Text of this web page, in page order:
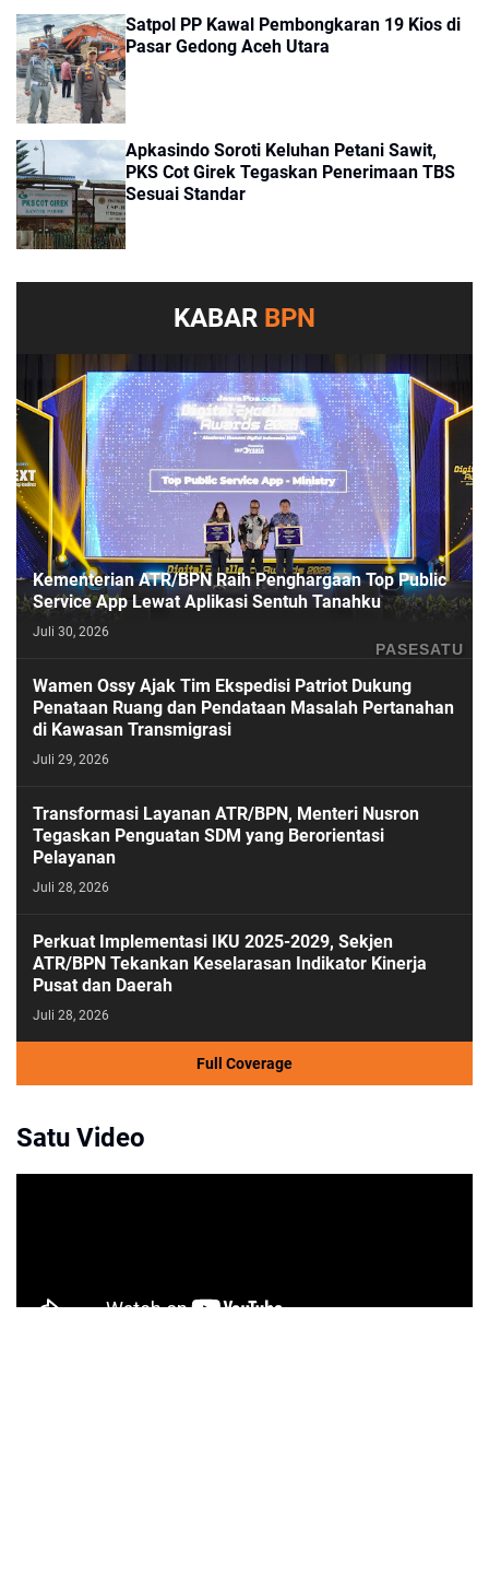
Satpol PP Kawal Pembongkaran 19 Kios di
Pasar Gedong Aceh Utara
Apkasindo Soroti Keluhan Petani Sawit,
PKS Cot Girek Tegaskan Penerimaan TBS
Sesuai Standar
KABAR BPN
PASESATU
Kementerian ATR/BPN Raih Penghargaan Top Public
Service App Lewat Aplikasi Sentuh Tanahku
Juli 30, 2026
Wamen Ossy Ajak Tim Ekspedisi Patriot Dukung
Penataan Ruang dan Pendataan Masalah Pertanahan
di Kawasan Transmigrasi
Juli 29, 2026
Transformasi Layanan ATR/BPN, Menteri Nusron
Tegaskan Penguatan SDM yang Berorientasi
Pelayanan
Juli 28, 2026
Perkuat Implementasi IKU 2025-2029, Sekjen
ATR/BPN Tekankan Keselarasan Indikator Kinerja
Pusat dan Daerah
Juli 28, 2026
Full Coverage
Satu Video